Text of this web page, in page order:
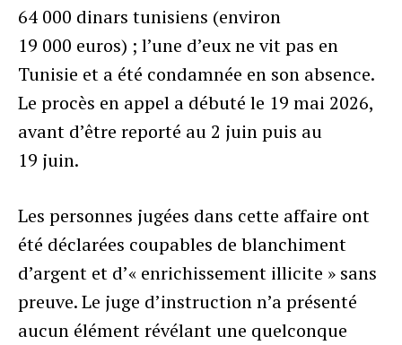
64 000 dinars tunisiens (environ
19 000 euros) ; l’une d’eux ne vit pas en
Tunisie et a été condamnée en son absence.
Le procès en appel a débuté le 19 mai 2026,
avant d’être reporté au 2 juin puis au
19 juin.
Les personnes jugées dans cette affaire ont
été déclarées coupables de blanchiment
d’argent et d’« enrichissement illicite » sans
preuve. Le juge d’instruction n’a présenté
aucun élément révélant une quelconque